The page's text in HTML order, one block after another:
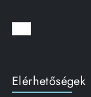
Elérhetőségek